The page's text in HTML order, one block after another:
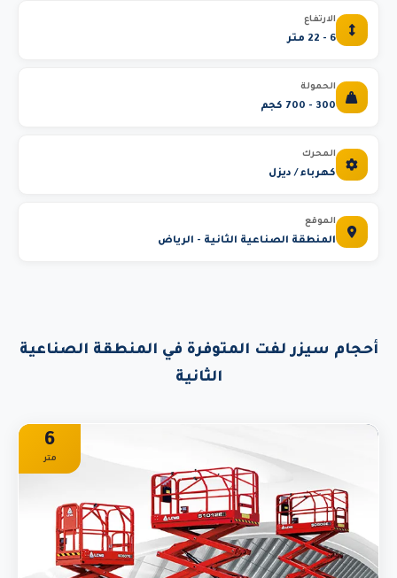
الارتفاع
6 - 22 متر
الحمولة
300 - 700 كجم
المحرك
كهرباء / ديزل
الموقع
المنطقة الصناعية الثانية - الرياض
أحجام سيزر لفت المتوفرة في المنطقة الصناعية
الثانية
6
متر